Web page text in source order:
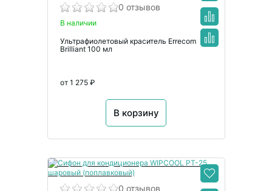
0 отзывов
В наличии
Ультрафиолетовый краситель Errecom
Brilliant 100 мл
от 1 275 ₽
В корзину
0 отзывов